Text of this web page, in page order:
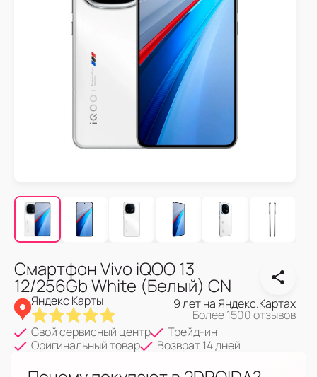
Смартфон Vivo iQOO 13
12/256Gb White (Белый) CN
Яндекс Карты 9 лет на Яндекс.Картах
Более 1500 отзывов
Свой сервисный центр
Трейд-ин
Оригинальный товар
Возврат 14 дней